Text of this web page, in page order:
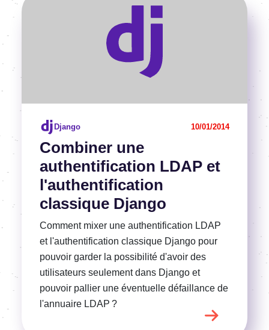
Combiner une
authentification LDAP et
l'authentification
classique Django
Django 10/01/2014
Comment mixer une authentification LDAP
et l'authentification classique Django pour
pouvoir garder la possibilité d'avoir des
utilisateurs seulement dans Django et
pouvoir pallier une éventuelle défaillance de
l'annuaire LDAP ?
Voir l'article